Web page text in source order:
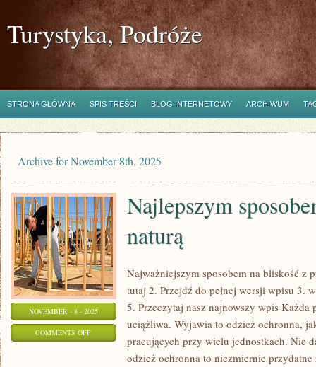
Turystyka, Podróże
STRONA GŁÓWNA SPIS TREŚCI BLOG INTERNETOWY ARCHIWUM
Archive for November 8th, 2025
NOVEMBER - 8 - 2025
COMMENTS OFFON
NAJLEPSZYM
Najlepszym
naturą
Najważniejszym sposobem na bliskość z
tutaj 2. Przejdź do pełnej wersji wpisu 3.
5. Przeczytaj nasz najnowszy wpis Każda
uciążliwa. Wyjawia to odzież ochronna,
pracujących przy wielu jednostkach. Nie
odzież ochronna to niezmiernie